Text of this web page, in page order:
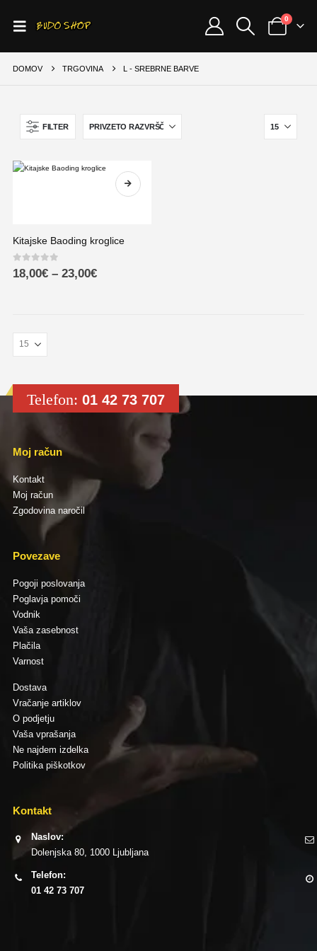
0
DOMOV TRGOVINA L - SREBRNE BARVE
FILTER
Kitajske Baoding kroglice
0 out of 5
18,00€ – 23,00€
Telefon: 01 42 73 707
Moj račun
Kontakt
Moj račun
Zgodovina naročil
Povezave
Pogoji poslovanja
Poglavja pomoči
Vodnik
Vaša zasebnost
Plačila
Varnost
Dostava
Vračanje artiklov
O podjetju
Vaša vprašanja
Ne najdem izdelka
Politika piškotkov
Kontakt
Naslov:
Dolenjska 80, 1000 Ljubljana
Telefon:
01 42 73 707